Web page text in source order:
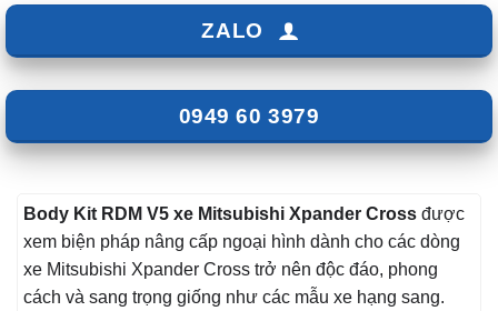
ZALO
0949 60 3979
Body Kit RDM V5 xe Mitsubishi Xpander Cross được
xem biện pháp nâng cấp ngoại hình dành cho các dòng
xe Mitsubishi Xpander Cross trở nên độc đáo, phong
cách và sang trọng giống như các mẫu xe hạng sang.